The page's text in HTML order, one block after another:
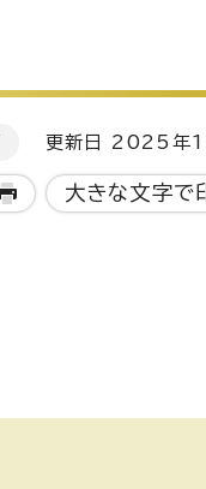
更新日 2025年
大きな文字で